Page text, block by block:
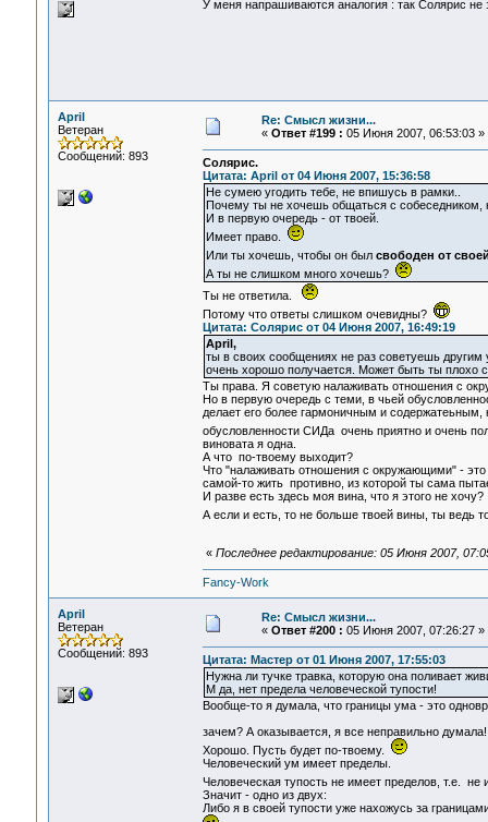
У меня напрашиваются аналогия : так Солярис
April
Ветеран
Сообщений: 893
Re: Смысл жизни...
« Ответ #199 : 05 Июня 2007, 06:53:03 »
Солярис.
Цитата: April от 04 Июня 2007, 15:36:58
Не сумею угодить тебе, не впишусь в рамки..
Почему ты не хочешь общаться с собеседником,
И в первую очередь - от твоей.
Имеет право.
Или ты хочешь, чтобы он был свободен от
А ты не слишком много хочешь?
Ты не ответила.
Потому что ответы слишком очевидны?
Цитата: Солярис от 04 Июня 2007, 16:49:19
April,
ты в своих сообщениях не раз советуешь
очень хорошо получается. Может быть ты плохо
Ты права. Я советую налаживать отношения с
Но в первую очередь с теми, в чьей
делает его более гармоничным и
обусловленности СИДа очень приятно и очень
виновата я одна.
А что по-твоему выходит?
Что "налаживать отношения с окружающими" - это
самой-то жить противно, из которой ты сама
И разве есть здесь моя вина, что я этого не хочу?
А если и есть, то не больше твоей вины, ты ведь
« Последнее редактирование: 05 Июня 2007,
Fancy-Work
April
Ветеран
Сообщений: 893
Re: Смысл жизни...
« Ответ #200 : 05 Июня 2007, 07:26:27 »
Цитата: Мастер от 01 Июня 2007, 17:55:03
Нужна ли тучке травка, которую она поливает
М да, нет предела человеческой тупости!
Вообще-то я думала, что границы ума - это
зачем? А оказывается, я все неправильно
Хорошо. Пусть будет по-твоему.
Человеческий ум имеет пределы.
Человеческая тупость не имеет пределов, т.е.
Значит - одно из двух:
Либо я в своей тупости уже нахожусь за